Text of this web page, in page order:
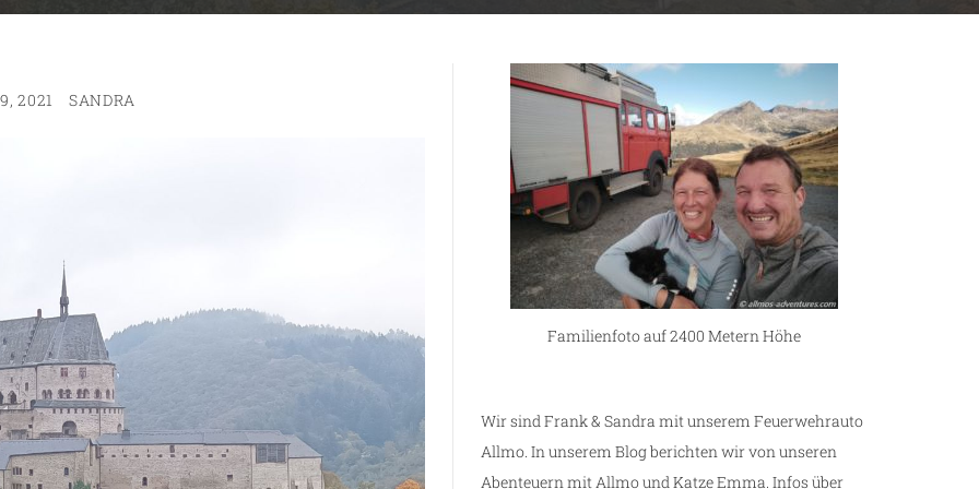
2021 SANDRA
Familienfoto auf 2400 Metern Höhe
Wir sind Frank & Sandra mit unserem Feuerwehrauto
Allmo. In unserem Blog berichten wir von unseren
Abenteuern mit Allmo und Katze Emma. Infos über